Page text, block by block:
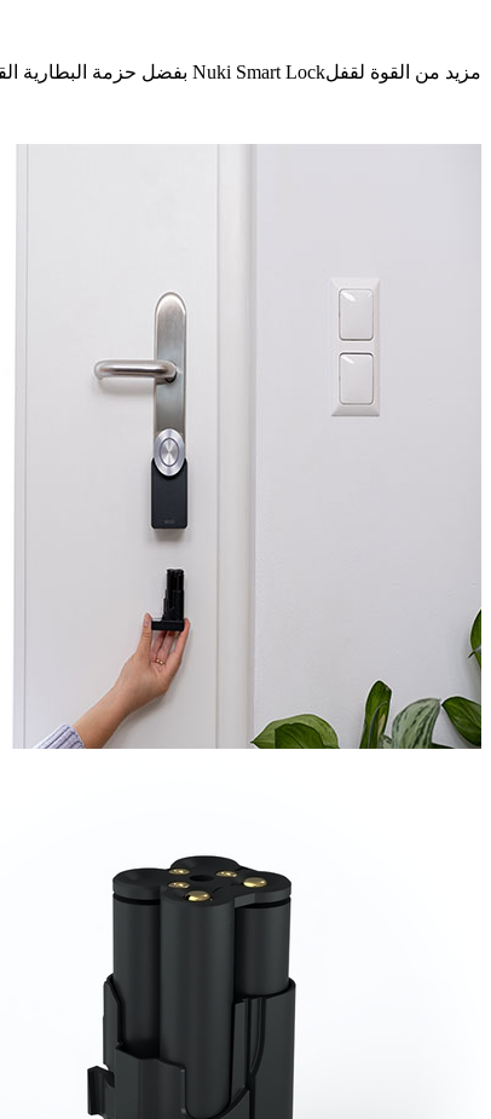
مزيد من القوة لقفلNuki Smart Lock بفضل حزمة البطارية القابلة لإعادة الشحن.